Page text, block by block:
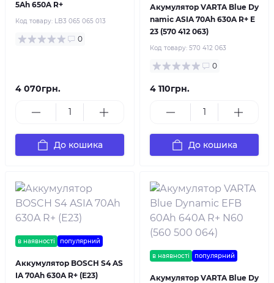
5Ah 650A R+
Код товару: LB3 065 065 013
0
4 070грн.
До кошика
Акумулятор VARTA Blue Dy
namic ASIA 70Ah 630A R+ E
23 (570 412 063)
Код товару: 570 412 063
0
4 110грн.
До кошика
в наявності популярний
Аккумулятор BOSCH S4 AS
IA 70Ah 630A R+ (E23)
в наявності популярний
Акумулятор VARTA Blue Dy